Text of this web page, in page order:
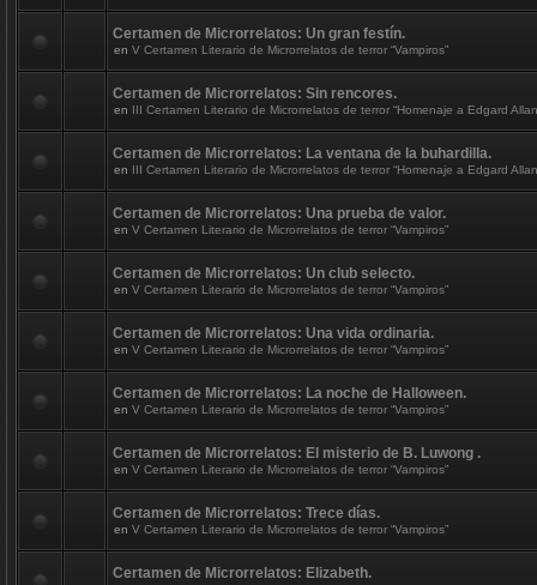
Certamen de Microrrelatos: Un gran festín.
en V Certamen Literario de Microrrelatos de terror “Vampiros”
Certamen de Microrrelatos: Sin rencores.
en III Certamen Literario de Microrrelatos de terror “Homenaje a Edgard
Certamen de Microrrelatos: La ventana de la buhardilla.
en III Certamen Literario de Microrrelatos de terror “Homenaje a Edgard
Certamen de Microrrelatos: Una prueba de valor.
en V Certamen Literario de Microrrelatos de terror “Vampiros”
Certamen de Microrrelatos: Un club selecto.
en V Certamen Literario de Microrrelatos de terror “Vampiros”
Certamen de Microrrelatos: Una vida ordinaria.
en V Certamen Literario de Microrrelatos de terror “Vampiros”
Certamen de Microrrelatos: La noche de Halloween.
en V Certamen Literario de Microrrelatos de terror “Vampiros”
Certamen de Microrrelatos: El misterio de B. Luwong .
en V Certamen Literario de Microrrelatos de terror “Vampiros”
Certamen de Microrrelatos: Trece días.
en V Certamen Literario de Microrrelatos de terror “Vampiros”
Certamen de Microrrelatos: Elizabeth.